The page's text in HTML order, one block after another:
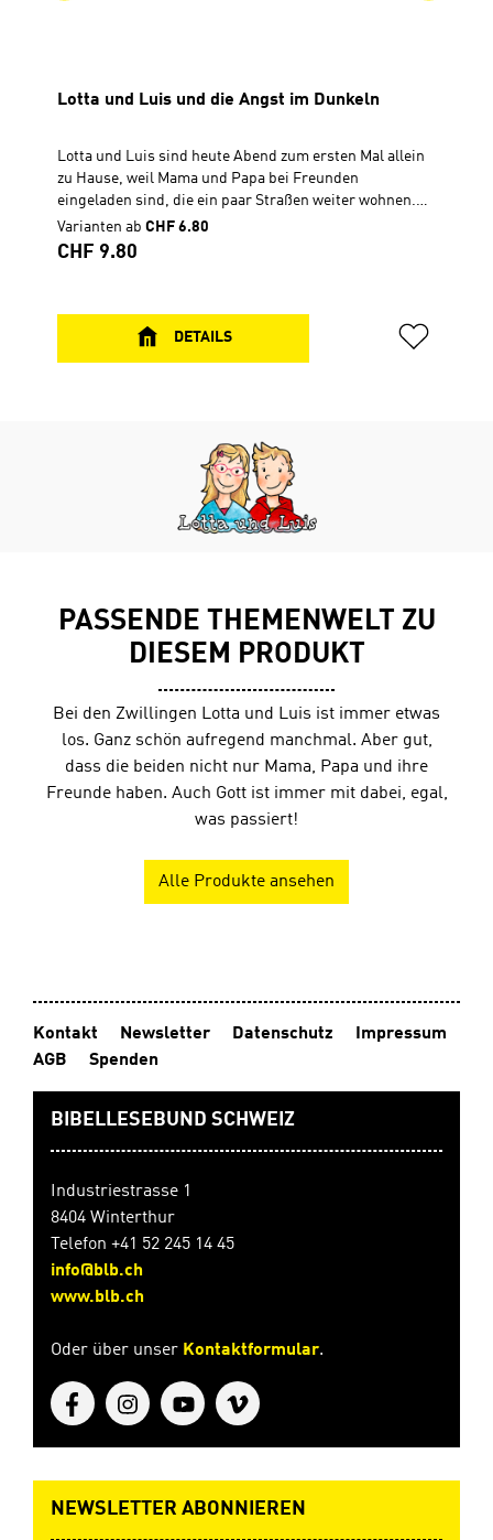
Lotta und Luis und die Angst im Dunkeln
Lotta und Luis sind heute Abend zum ersten Mal allein
zu Hause, weil Mama und Papa bei Freunden
eingeladen sind, die ein paar Straßen weiter wohnen.
Die Zwillinge beschließen, dass sie mutig sind und
alleine bleiben werden. Und außerdem können sie ihre
Licht ausmachen, fühlen sie sich dann doch etwas
unsicher. Und dann klingelt es auch noch an der
Varianten ab CHF 6.80
Regulärer Preis:
CHF 9.80
DETAILS
PASSENDE THEMENWELT ZU
DIESEM PRODUKT
Bei den Zwillingen Lotta und Luis ist immer etwas
los. Ganz schön aufregend manchmal. Aber gut,
dass die beiden nicht nur Mama, Papa und ihre
Freunde haben. Auch Gott ist immer mit dabei, egal,
was passiert!
Alle Produkte ansehen
Kontakt Newsletter Datenschutz
Impressum
AGB
Spenden
BIBELLESEBUND SCHWEIZ
Industriestrasse 1
8404 Winterthur
Telefon +41 52 245 14 45
info@blb.ch
www.blb.ch
Oder über unser Kontaktformular.
NEWSLETTER ABONNIEREN